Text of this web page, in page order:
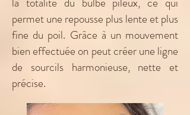
permet une repousse plus lente et plus
fine du poil. Grâce à un mouvement
bien effectuée on peut créer une ligne
de sourcils harmonieuse, nette et
précise.